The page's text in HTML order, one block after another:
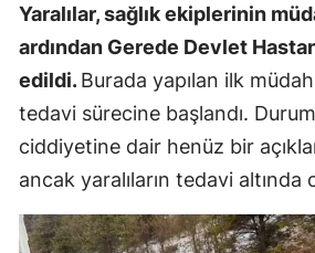
Yaralılar, sağlık ekiplerinin
ardından Gerede Devlet
edildi.Burada yapılan ilk
tedavi sürecine başlandı.
ciddiyetine dair henüz bir
ancak yaralıların tedavi